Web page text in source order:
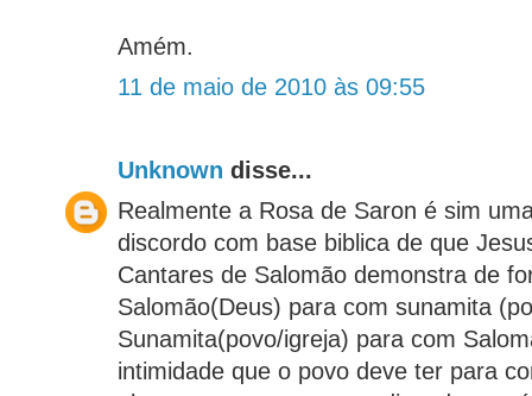
Amém.
11 de maio de 2010 às 09:55
Unknown disse...
Realmente a Rosa de Saron é sim
discordo com base biblica de que
Cantares de Salomão demonstra de
Salomão(Deus) para com sunamita
Sunamita(povo/igreja) para com
intimidade que o povo deve ter para